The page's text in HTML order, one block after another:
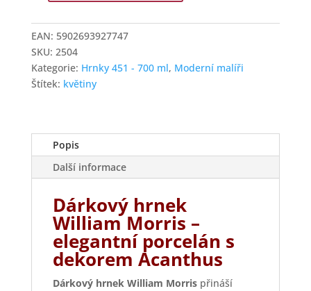
610
ml
William
Morris
Acantus
EAN: 5902693927747
SKU: 2504
Kategorie: Hrnky 451 - 700 ml, Moderní malíři
Štítek: květiny
Popis
Další informace
Dárkový hrnek
William Morris –
elegantní porcelán s
dekorem Acanthus
Dárkový hrnek William Morrispřináší